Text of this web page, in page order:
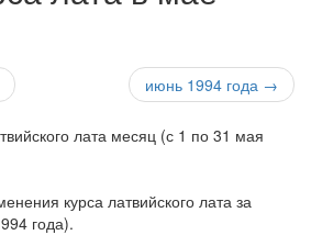
июнь 1994 года →
курса латвийского лата за
года).